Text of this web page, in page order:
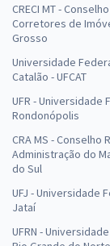
CRECI MT -
Corretores de
Grosso
Universidade
Catalão - UFCAT
UFR - Universidade
Rondonópolis
CRA MS - Conselho
Administração do
do Sul
UFJ - Universidade
Jataí
UFRN -